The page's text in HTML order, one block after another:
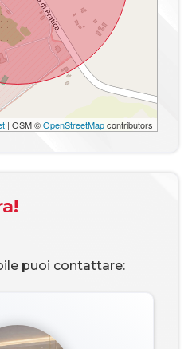
Libero al rogito
| OSM ©OpenStreetMapcontributors
puoi contattare: